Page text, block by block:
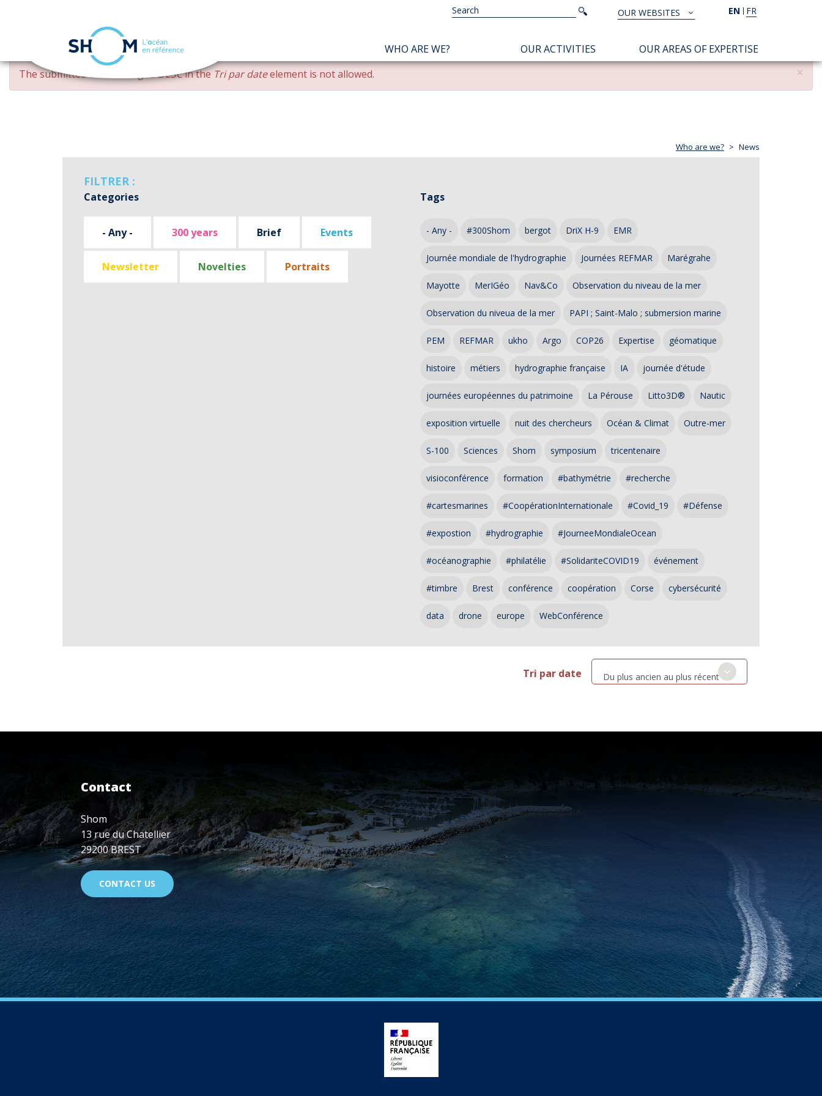
Skip
main
EN FR
TOUS
NOS
SITES
OUR WEBSITES
Search
Search
NAVIGATION
PRINCIPALE
WHO ARE WE? OUR ACTIVITIES OUR AREAS OF EXPERTISE
×
ERROR
MESSAGE
The submitted value changed DESCin theTri par dateelement is not allowed.
Who are we? News
FILTRER :
Categories
- Any - 300 years Brief Events
Newsletter Novelties Portraits
Tags
- Any - #300Shom bergot DriX H-9 EMR
Journée mondiale de l'hydrographie Journées REFMAR Marégrahe
Mayotte MerIGéo Nav&Co Observation du niveau de la mer
Observation du niveua de la mer PAPI ; Saint-Malo ; submersion marine
PEM REFMAR ukho Argo COP26 Expertise géomatique
histoire métiers hydrographie française IA journée d'étude
journées européennes du patrimoine La Pérouse Litto3D® Nautic
exposition virtuelle nuit des chercheurs Océan & Climat Outre-mer
S-100 Sciences Shom symposium tricentenaire
visioconférence formation #bathymétrie #recherche
#cartesmarines #CoopérationInternationale #Covid_19 #Défense
#expostion #hydrographie #JourneeMondialeOcean
#océanographie #philatélie #SolidariteCOVID19 événement
#timbre Brest conférence coopération Corse cybersécurité
data drone europe WebConférence
Tri par date Du plus ancien au plus récent
Contact
Shom
13 rue du Chatellier
29200 BREST
CONTACT US